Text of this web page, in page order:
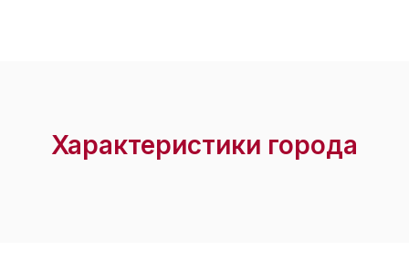
Характеристики города